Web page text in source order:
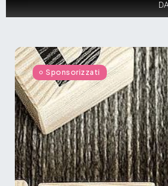
Sponsorizzati